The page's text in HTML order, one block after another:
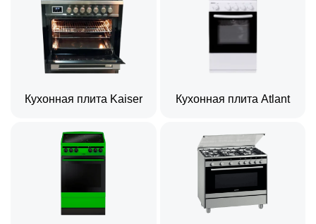
Кухонная плита Kaiser Кухонная плита Atlant